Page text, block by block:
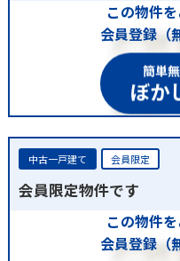
この物件
会員登録（
簡単
ぼか
中古一戸建て 会員限定
会員限定物件です
この物件
会員登録（